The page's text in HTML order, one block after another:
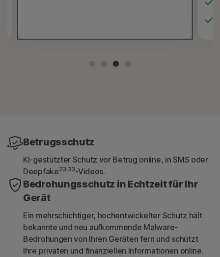
Betrugsschutz
KI-gestützter Schutz vor Betrug online, in SMS oder
Deepfake23,33-Videos.
Bedrohungsschutz in Echtzeit für Ihr
Gerät
Ein mehrschichtiger, hochentwickelter Schutz hält
bekannte und neu aufkommende Malware-
Bedrohungen von Ihren Geräten fern und schützt
Ihre privaten und finanziellen Informationen online.